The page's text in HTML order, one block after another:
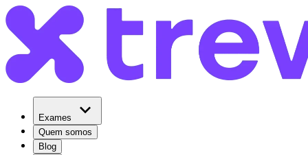
Exames
Quem somos
Blog